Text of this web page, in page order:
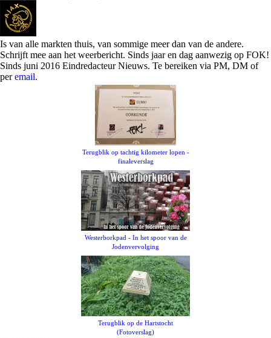
Is van alle markten thuis, van sommige meer dan van de andere.
Schrijft mee aan het weerbericht. Sinds jaar en dag aanwezig op FOK!
Sinds juni 2016 Eindredacteur Nieuws. Te bereiken via PM, DM of
peremail.
Terugblik op tachtig kilometer lopen -
finaleverslag
Westerborkpad - In het spoor van de
Jodenvervolging
Terugblik op de Hartstocht
(Fotoverslag)